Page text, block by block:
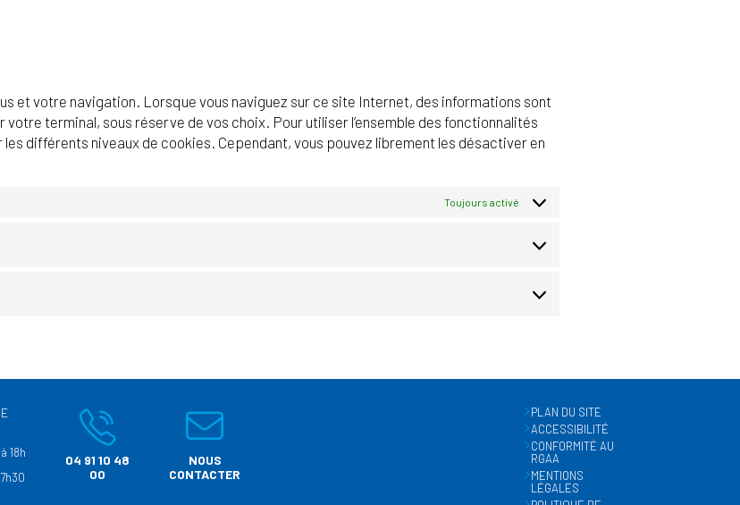
et votre navigation. Lorsque vous naviguez sur ce site Internet, des informations sont
terminal, sous réserve de vos choix. Pour utiliser l’ensemble des fonctionnalités
différents niveaux de cookies. Cependant, vous pouvez librement les désactiver en
Toujours activé
PRÉFÉRENCES
MARKETING
18h
04 91 10 48
00
NOUS
CONTACTER
PLAN DU SITE
ACCESSIBILITÉ
CONFORMITÉ AU
RGAA
MENTIONS
LÉGALES